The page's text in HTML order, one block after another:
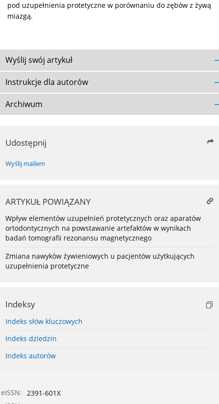
pod uzupełnienia protetyczne w porównaniu do zębów z żywą
miazgą.
Wyślij swój artykuł
Instrukcje dla autorów
Archiwum
Udostępnij
Wyślij mailem
ARTYKUŁ POWIĄZANY
Wpływ elementów uzupełnień protetycznych oraz aparatów
ortodontycznych na powstawanie artefaktów w wynikach
badań tomografii rezonansu magnetycznego
Zmiana nawyków żywieniowych u pacjentów użytkujących
uzupełnienia protetyczne
Indeksy
Indeks słów kluczowych
Indeks dziedzin
Indeks autorów
eISSN: 2391-601X